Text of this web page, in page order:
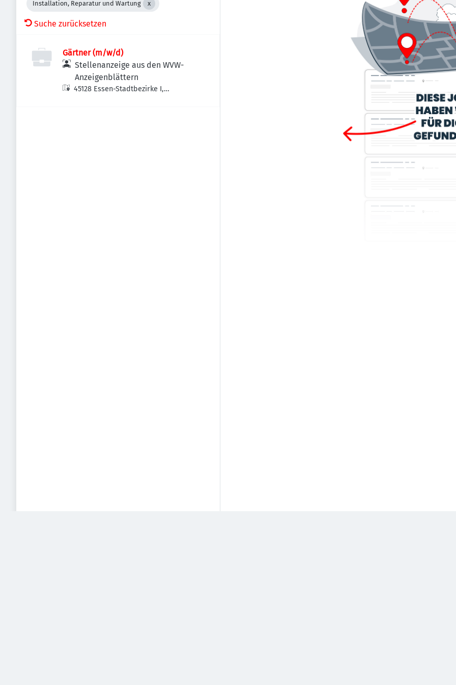
Installation, Reparatur und Wartung
Suche zurücksetzen
Gärtner (m/w/d)
Stellenanzeige aus den WVW-
Anzeigenblättern
45128 Essen-Stadtbezirke I,